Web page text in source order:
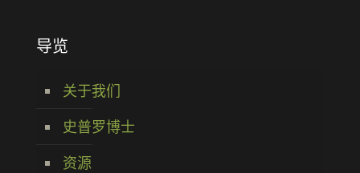
导览
关于我们
史普罗博士
资源